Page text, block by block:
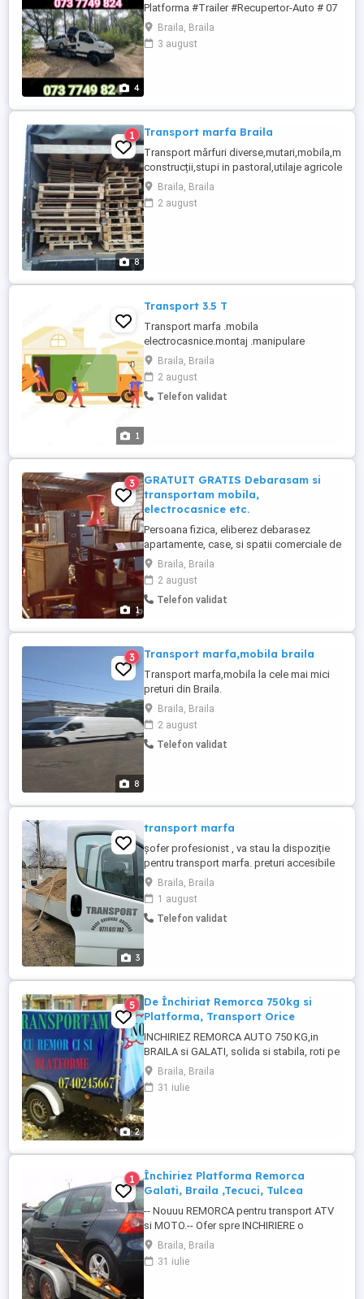
4
Platforma #Trailer #Recupertor-Auto # 07
trei 77 patru 9 opt 24 # Tractari auto, firma
autorizata Non-stop 24h 24h 7 7 pe orice
distanță ! Recuperări autoturisme defecte
Braila, Braila
3 august
8
1 Transport marfa Braila
Transport mărfuri
construcții,stupi in pastoral,utilaje agricole cu
Ford
tranzit,bena4,20/
negociabile.
Braila, Braila
2 august
1
Transport 3.5 T
Transport marfa .mobila
electrocasnice.montaj .manipulare
Braila, Braila
2 august
Telefon validat
1
3
GRATUIT GRATIS Debarasam si
transportam mobila,
electrocasnice etc.
Persoana fizica, eliberez debarasez
apartamente, case, si spatii comerciale de
mobila, electrocasnice, carti si diverse pe
care nu le mai folositi si de care doriti sa
scapati. Le transport cu duba mare.
Serviciul este cu titlu gratuit, nu include
Cerem si oferim ...
Braila, Braila
2 august
Telefon validat
8
3 Transport marfa,mobila braila
Transport marfa,mobila la cele mai mici
preturi din Braila.
Braila, Braila
2 august
Telefon validat
3
transport marfa
șofer profesionist , va stau la dispoziție
pentru transport marfa. preturi accesibile
Braila, Braila
1 august
Telefon validat
2
5
De Închiriat Remorca 750kg si
Platforma, Transport Orice
INCHIRIEZ REMORCA AUTO 750 KG,in
BRAILA si GALATI, solida si stabila, roti pe
14' in 5 presoane, respectand normele
Europene. REMORCA poate fi folosită
pentru transportul intern si international de
Braila, Braila
31 iulie
1
Închiriez Platforma Remorca
Galati, Braila ,Tecuci, Tulcea
-- Nouuu REMORCA pentru transport ATV
si MOTO.-- Ofer spre INCHIRIERE o
platforma in strare foarte buna.
Dimensiuni suprafetei de incarcare 410cm
lungime 200cm latime. anvelope noi.
Braila, Braila
31 iulie